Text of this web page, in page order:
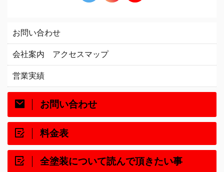
お問い合わせ
会社案内 アクセスマップ
営業実績
お問い合わせ
料金表
全塗装について読んで頂きたい事